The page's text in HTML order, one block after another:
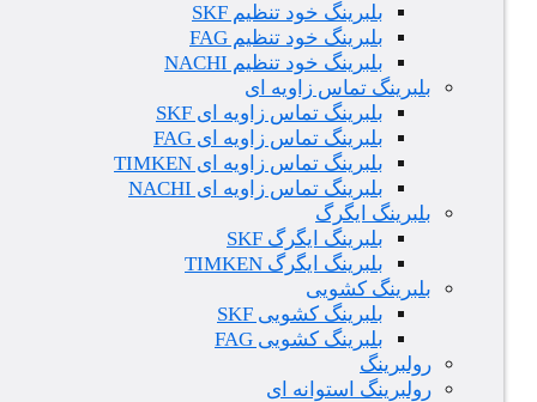
بلبرینگ خود تنظیم SKF
بلبرینگ خود تنظیم FAG
بلبرینگ خود تنظیم NACHI
بلبرینگ تماس زاویه ای
بلبرینگ تماس زاویه ای SKF
بلبرینگ تماس زاویه ای FAG
بلبرینگ تماس زاویه ای TIMKEN
بلبرینگ تماس زاویه ای NACHI
بلبرینگ ایگرگ
بلبرینگ ایگرگ SKF
بلبرینگ ایگرگ TIMKEN
بلبرینگ کشویی
بلبرینگ کشویی SKF
بلبرینگ کشویی FAG
رولبرینگ
رولبرینگ استوانه ای